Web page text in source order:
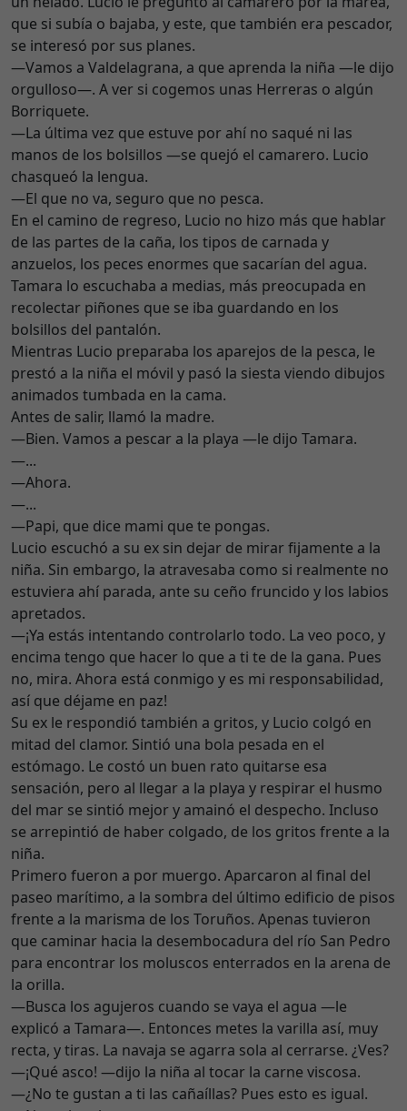
que si subía o bajaba, y este, que también era pescador,
se interesó por sus planes.
—Vamos a Valdelagrana, a que aprenda la niña —le dijo
orgulloso—. A ver si cogemos unas Herreras o algún
Borriquete.
—La última vez que estuve por ahí no saqué ni las
manos de los bolsillos —se quejó el camarero. Lucio
chasqueó la lengua.
—El que no va, seguro que no pesca.
En el camino de regreso, Lucio no hizo más que hablar
de las partes de la caña, los tipos de carnada y
anzuelos, los peces enormes que sacarían del agua.
Tamara lo escuchaba a medias, más preocupada en
recolectar piñones que se iba guardando en los
bolsillos del pantalón.
Mientras Lucio preparaba los aparejos de la pesca, le
prestó a la niña el móvil y pasó la siesta viendo dibujos
animados tumbada en la cama.
Antes de salir, llamó la madre.
—Bien. Vamos a pescar a la playa —le dijo Tamara.
—...
—Ahora.
—...
—Papi, que dice mami que te pongas.
Lucio escuchó a su ex sin dejar de mirar fijamente a la
niña. Sin embargo, la atravesaba como si realmente no
estuviera ahí parada, ante su ceño fruncido y los labios
apretados.
—¡Ya estás intentando controlarlo todo. La veo poco, y
encima tengo que hacer lo que a ti te de la gana. Pues
no, mira. Ahora está conmigo y es mi responsabilidad,
así que déjame en paz!
Su ex le respondió también a gritos, y Lucio colgó en
mitad del clamor. Sintió una bola pesada en el
estómago. Le costó un buen rato quitarse esa
sensación, pero al llegar a la playa y respirar el husmo
del mar se sintió mejor y amainó el despecho. Incluso
se arrepintió de haber colgado, de los gritos frente a la
niña.
Primero fueron a por muergo. Aparcaron al final del
paseo marítimo, a la sombra del último edificio de pisos
frente a la marisma de los Toruños. Apenas tuvieron
que caminar hacia la desembocadura del río San Pedro
para encontrar los moluscos enterrados en la arena de
la orilla.
—Busca los agujeros cuando se vaya el agua —le
explicó a Tamara—. Entonces metes la varilla así, muy
recta, y tiras. La navaja se agarra sola al cerrarse. ¿Ves?
—¡Qué asco! —dijo la niña al tocar la carne viscosa.
—¿No te gustan a ti las cañaíllas? Pues esto es igual.